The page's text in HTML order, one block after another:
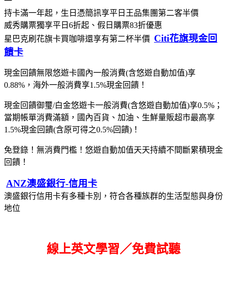
持卡滿一年起，生日憑簡訊享平日王品集團第二客半價
威秀購票獨享平日6折起、假日購票83折優惠
星巴克刷花旗卡買咖啡還享有第二杯半價 Citi花旗現金回
饋卡
現金回饋無限悠遊卡國內一般消費(含悠遊自動加值)享
0.88%，海外一般消費享1.5%現金回饋！
現金回饋御璽/白金悠遊卡一般消費(含悠遊自動加值)享0.5%；
當期帳單消費滿額，國內百貨、加油、生鮮量販超市最高享
1.5%現金回饋(含原可得之0.5%回饋)！
免登錄！無消費門檻！悠遊自動加值天天持續不間斷累積現金
回饋！
ANZ澳盛銀行-信用卡
澳盛銀行信用卡有多種卡別，符合各種族群的生活型態與身份
地位
線上英文學習／免費試聽